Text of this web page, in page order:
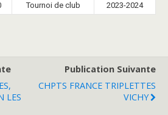
Tournoi de club 2023-2024
LES
Publication Suivante
CHPTS FRANCE TRIPLETTES
VICHY